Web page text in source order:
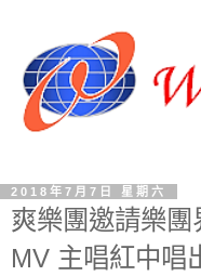
2018年7月7日 星期六
爽樂團邀請樂
MV 主唱紅中唱